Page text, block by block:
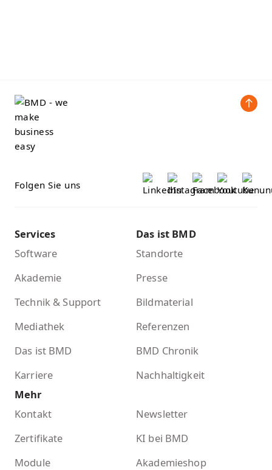
Folgen Sie uns
Services
Software
Akademie
Technik & Support
Mediathek
Das ist BMD
Karriere
Das ist BMD
Standorte
Presse
Bildmaterial
Referenzen
BMD Chronik
Nachhaltigkeit
Mehr
Kontakt
Newsletter
Zertifikate
KI bei BMD
Module
Akademieshop